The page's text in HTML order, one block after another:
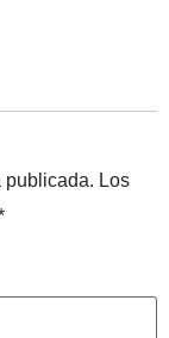
publicada. Los